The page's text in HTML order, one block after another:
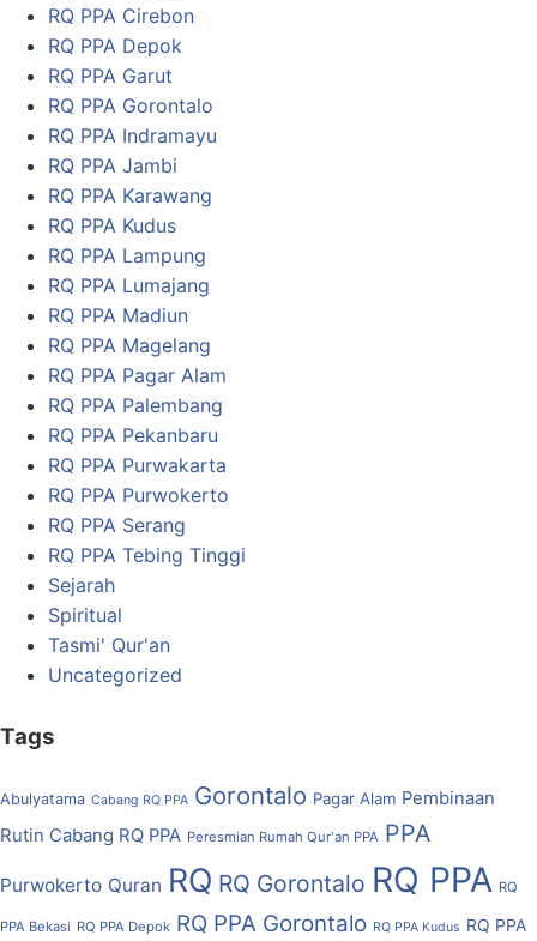
RQ PPA Cirebon
RQ PPA Depok
RQ PPA Garut
RQ PPA Gorontalo
RQ PPA Indramayu
RQ PPA Jambi
RQ PPA Karawang
RQ PPA Kudus
RQ PPA Lampung
RQ PPA Lumajang
RQ PPA Madiun
RQ PPA Magelang
RQ PPA Pagar Alam
RQ PPA Palembang
RQ PPA Pekanbaru
RQ PPA Purwakarta
RQ PPA Purwokerto
RQ PPA Serang
RQ PPA Tebing Tinggi
Sejarah
Spiritual
Tasmi' Qur'an
Uncategorized
Tags
Abulyatama Cabang RQ PPA Gorontalo Pagar Alam Pembinaan
Rutin Cabang RQ PPA Peresmian Rumah Qur'an PPA PPA
Purwokerto Quran RQ RQ Gorontalo RQ PPA RQ
PPA Bekasi RQ PPA Depok RQ PPA Gorontalo RQ PPA Kudus RQ PPA